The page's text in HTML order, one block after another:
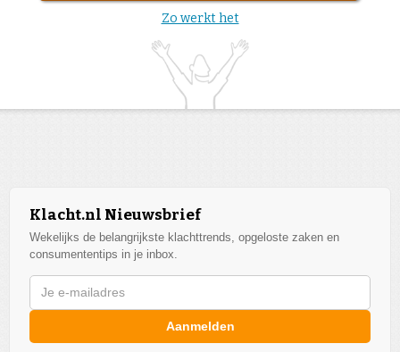
Zo werkt het
Klacht.nl Nieuwsbrief
Wekelijks de belangrijkste klachttrends, opgeloste zaken en
consumententips in je inbox.
Aanmelden